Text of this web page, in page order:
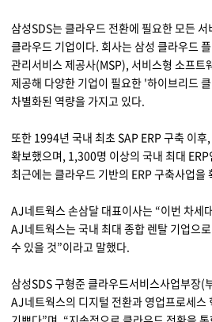
삼성SDS는 클라우드 전환에 필요한 모든
클라우드 기업이다. 회사는 삼성 클라우드
관리서비스 제공사(MSP), 서비스형 소프트
제공해 다양한 기업이 필요한 '하이브리드
차별화된 역량을 가지고 있다.
또한 1994년 국내 최초 SAP ERP 구축 이
확보했으며, 1,300명 이상의 국내 최대
최근에는 클라우드 기반의 ERP 구축사업을
AJ네트웍스 손삼달 대표이사는 “이번 차세
AJ네트웍스는 국내 최대 종합 렌탈 기업으
수 있을 것”이라고 말했다.
삼성SDS 구형준 클라우드서비스사업부장(
AJ네트웍스의 디지털 전환과 영업프로세스